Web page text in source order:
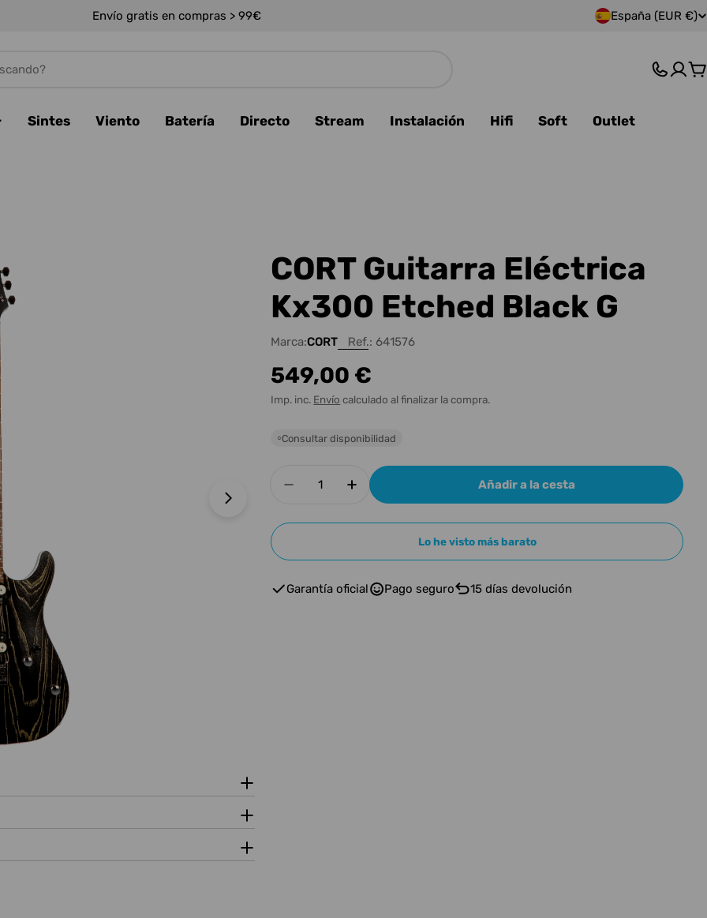
Envío gratis en compras > 99€
P
s
g
i
ó
España (EUR €)
Sintes Viento Batería Directo Stream Instalación Hifi Soft
Outlet
Abrir medios 1 en modal
CORT Guitarra Eléctrica
Kx300 Etched Black G
Marca:CORT Ref.: 641576
Precio
habitual
549,00 €
Imp. inc. Envío calculado al finalizar la compra.
○Consultar disponibilidad
Disminuir cantidad para CORT Guitarra Eléctrica Kx300
Aumentar cantidad para CORT Guitarra Eléctrica
Añadir a la cesta
Lo he visto más barato
Garantía oficial Pago seguro 15 días devolución